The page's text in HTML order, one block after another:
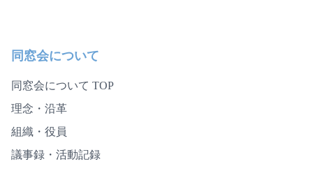
同窓会について
同窓会について TOP
理念・沿革
組織・役員
議事録・活動記録